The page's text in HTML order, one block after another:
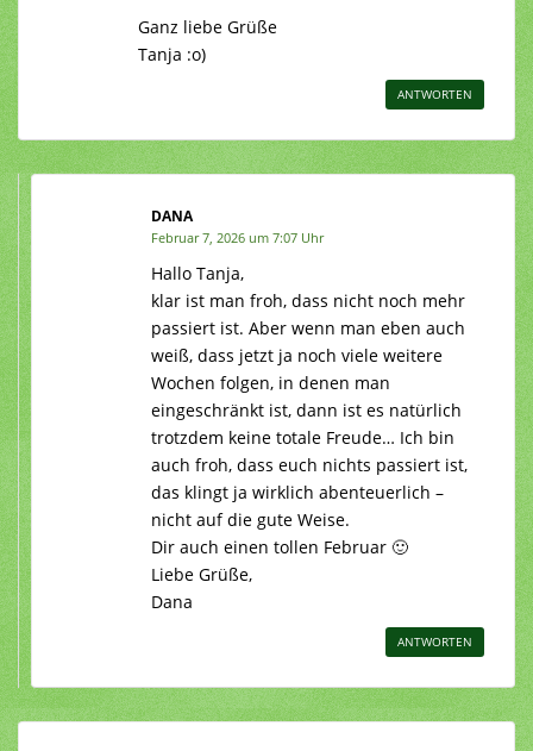
Ganz liebe Grüße
Tanja :o)
ANTWORTEN
DANA
Februar 7, 2026 um 7:07 Uhr
Hallo Tanja,
klar ist man froh, dass nicht noch mehr
passiert ist. Aber wenn man eben auch
weiß, dass jetzt ja noch viele weitere
Wochen folgen, in denen man
eingeschränkt ist, dann ist es natürlich
trotzdem keine totale Freude… Ich bin
auch froh, dass euch nichts passiert ist,
das klingt ja wirklich abenteuerlich –
nicht auf die gute Weise.
Dir auch einen tollen Februar 🙂
Liebe Grüße,
Dana
ANTWORTEN